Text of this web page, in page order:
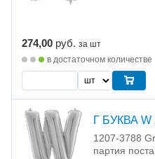
274,00 руб. за шт
в достаточном количестве
Г БУКВА W
1207-3788
партия